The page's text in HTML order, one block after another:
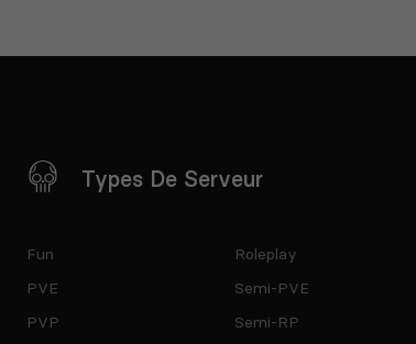
Types De Serveur
Fun
PVE
PVP
Roleplay
Semi-PVE
Semi-RP